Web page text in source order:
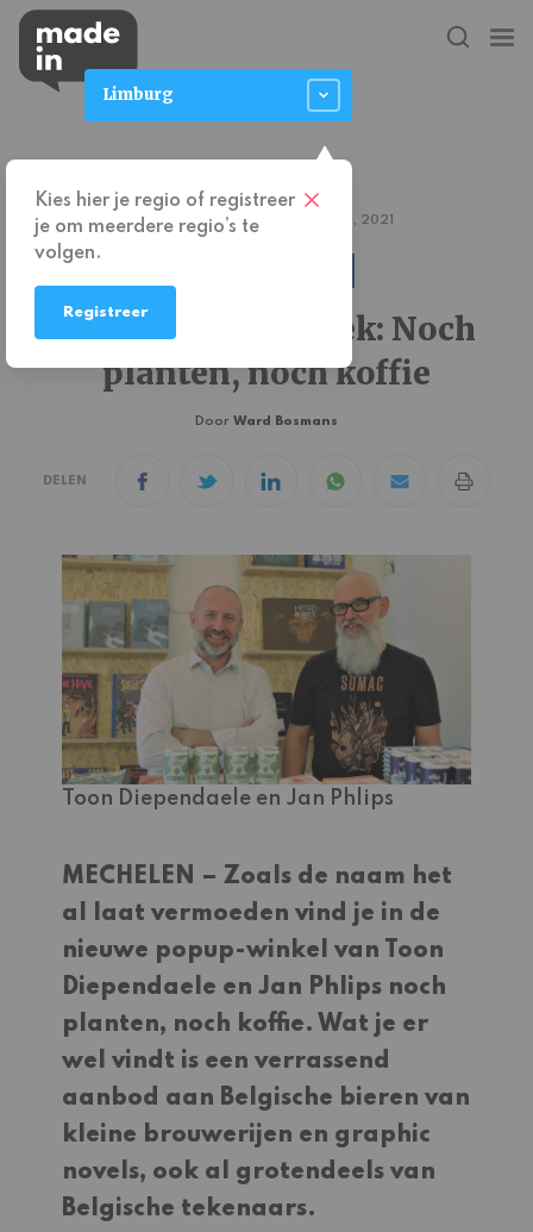
Limburg
Kies hier je regio of registreer
je om meerdere regio’s te
volgen.
Registreer
MECHELEN Mechelen 21 juni, 2021
Starter van de week: Noch
planten, noch koffie
Door Ward Bosmans
DELEN
Toon Diependaele en Jan Phlips
MECHELEN – Zoals de naam het
al laat vermoeden vind je in de
nieuwe popup-winkel van Toon
Diependaele en Jan Phlips noch
planten, noch koffie. Wat je er
wel vindt is een verrassend
aanbod aan Belgische bieren van
kleine brouwerijen en graphic
novels, ook al grotendeels van
Belgische tekenaars.